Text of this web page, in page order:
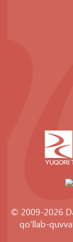
© 2009-2026
qo‘llab-